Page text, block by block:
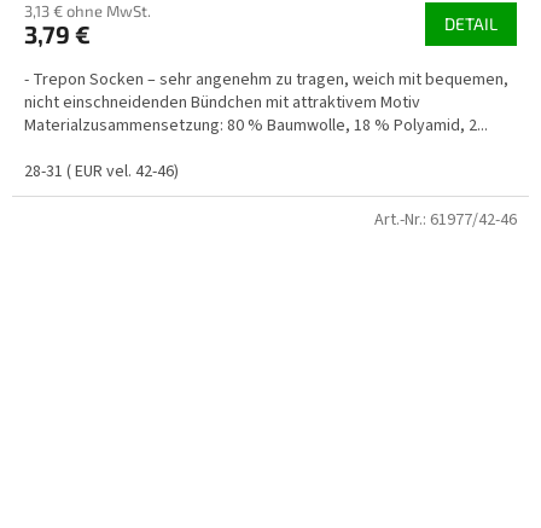
3,13 € ohne MwSt.
3,79 € DETAIL
- Trepon Socken – sehr angenehm zu tragen, weich mit bequemen,
nicht einschneidenden Bündchen mit attraktivem Motiv
Materialzusammensetzung: 80 % Baumwolle, 18 % Polyamid, 2...
28-31 ( EUR vel. 42-46)
Art.-Nr.: 61977/42-46